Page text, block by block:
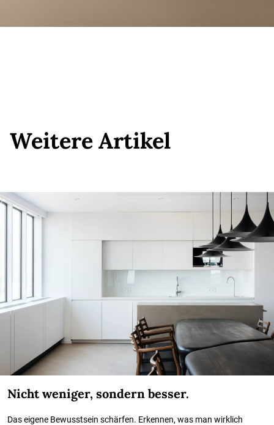
Weitere Artikel
Nicht weniger, sondern besser.
Das eigene Bewusstsein schärfen. Erkennen, was man wirklich